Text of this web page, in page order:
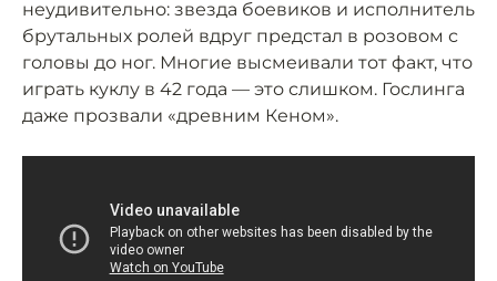
неудивительно: звезда боевиков и исполнитель
брутальных ролей вдруг предстал в розовом с
головы до ног. Многие высмеивали тот факт, что
играть куклу в 42 года — это слишком. Гослинга
даже прозвали «древним Кеном».